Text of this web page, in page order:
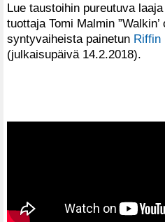
Lue taustoihin pureutuva
tuottaja Tomi Malmin ”Walkin’
syntyvaiheista painetun Riffin
(julkaisupäivä 14.2.2018).